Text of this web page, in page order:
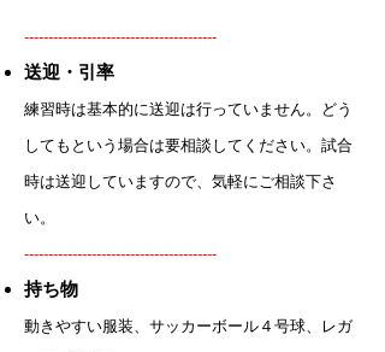
----------------------------------------
送迎・引率
練習時は基本的に送迎は行っていません。どう
してもという場合は要相談してください。 試合
時は送迎していますので、気軽にご相談下さ
い。
​----------------------------------------
持ち物
動きやすい服装、サッカーボール４号球、レガ